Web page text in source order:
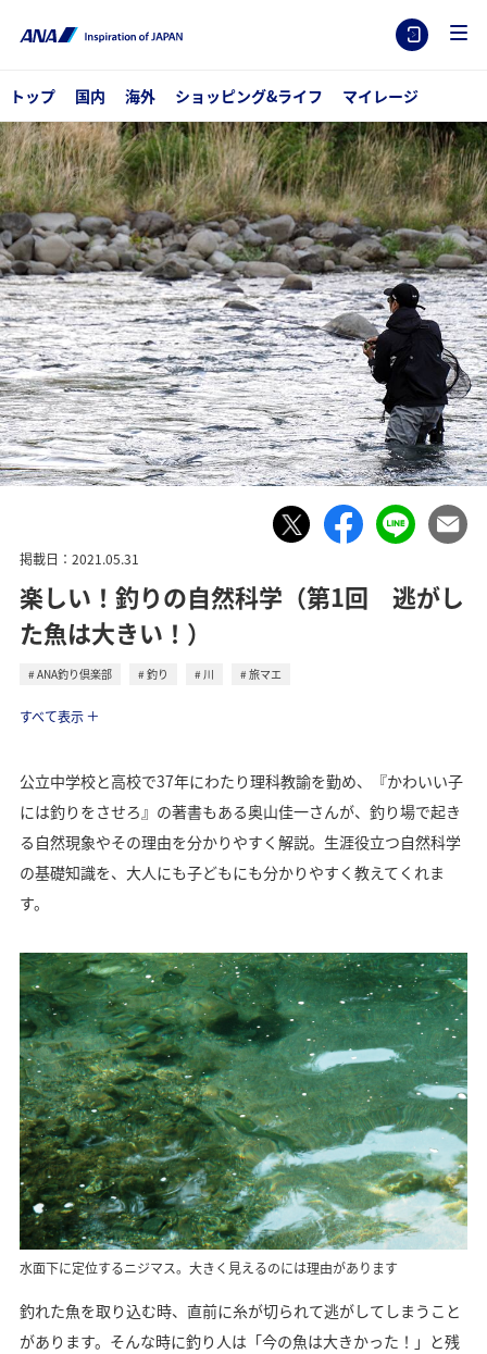
トップ 国内 海外 ショッピング&ライフ マイレージ
掲載日：2021.05.31
楽しい！釣りの自然科学（第1回 逃がし
た魚は大きい！）
ANA釣り倶楽部 釣り 川
旅マエ
すべて表示
公立中学校と高校で37年にわたり理科教諭を勤め、『かわいい子
には釣りをさせろ』の著書もある奥山佳一さんが、釣り場で起き
る自然現象やその理由を分かりやすく解説。生涯役立つ自然科学
の基礎知識を、大人にも子どもにも分かりやすく教えてくれま
す。
水面下に定位するニジマス。大きく見えるのには理由があります
釣れた魚を取り込む時、直前に糸が切られて逃がしてしまうこと
があります。そんな時に釣り人は「今の魚は大きかった！」と残